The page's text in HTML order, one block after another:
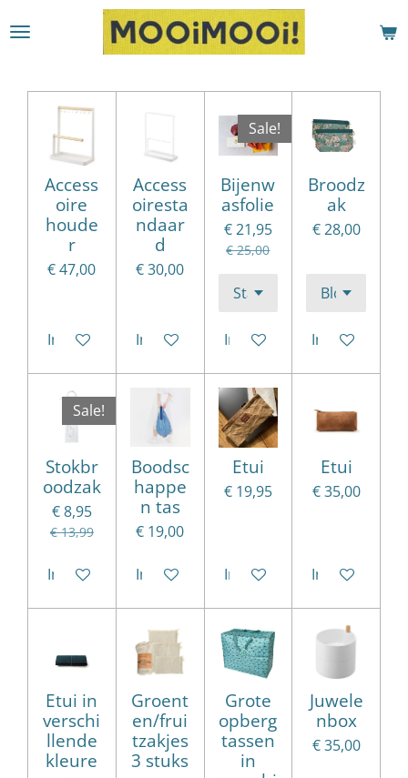
direct
hoofdinhoud
Access
oire
houde
r
€ 47,00
In winkelwagen
Access
oiresta
ndaar
d
€ 30,00
In winkelwagen
Sale!
Bijenw
asfolie
€ 21,95
€ 25,00
In winkelwagen
Broodz
ak
€ 28,00
In
Sale!
Stokbr
oodzak
€ 8,95
€ 13,99
In winkelwagen
Boodsc
happe
n tas
€ 19,00
In winkelwagen
Etui
€ 19,95
In winkelwagen
Etui
€ 35,00
In
Etui in
verschi
llende
kleure
Groent
en/frui
tzakjes
3 stuks
Grote
opberg
tassen
in
Juwele
nbox
€ 35,00